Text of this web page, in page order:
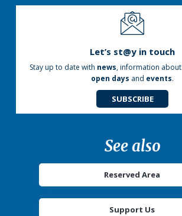
Let’s st@y in touch
Stay up to date with news, information about
open days and events.
SUBSCRIBE
See also
Reserved Area
Support Us